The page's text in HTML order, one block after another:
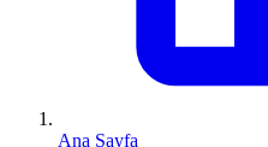
Ana Sayfa